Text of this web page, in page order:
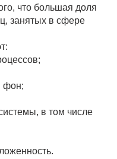
что большая доля
занятых в сфере
фон;
в том числе